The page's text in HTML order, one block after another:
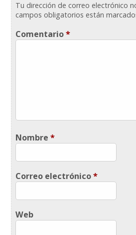
Tu dirección de correo electrónico
campos obligatorios están
Comentario*
Nombre*
Correo electrónico*
Web